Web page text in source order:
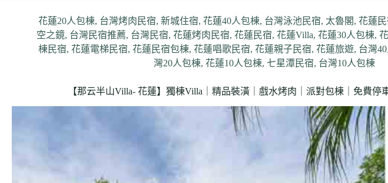
花蓮20人包棟, 台灣烤肉民宿,新城住宿,花蓮40人包棟, 台灣泳池民宿, 太魯閣,花蓮
空之鏡, 台灣民宿推薦, 台灣民宿,花蓮烤肉民宿,花蓮民宿,花蓮Villa,花蓮30人包棟,
棟民宿,花蓮電梯民宿,花蓮民宿包棟,花蓮唱歌民宿,花蓮親子民宿,花蓮旅遊, 台灣
灣20人包棟,花蓮10人包棟,七星潭民宿, 台灣10人包棟
【那云半山Villa- 花蓮】獨棟Villa｜精品裝潢｜戲水烤肉｜派對包棟｜免費停